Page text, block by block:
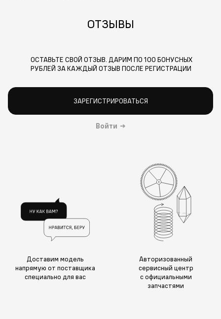
ОТЗЫВЫ
ОСТАВЬТЕ СВОЙ ОТЗЫВ. ДАРИМ ПО 100 БОНУСНЫХ
РУБЛЕЙ ЗА КАЖДЫЙ ОТЗЫВ ПОСЛЕ РЕГИСТРАЦИИ
ЗАРЕГИСТРИРОВАТЬСЯ
Войти →
Доставим модель
напрямую от поставщика
специально для вас
Авторизованный
сервисный центр
с официальными
запчастями